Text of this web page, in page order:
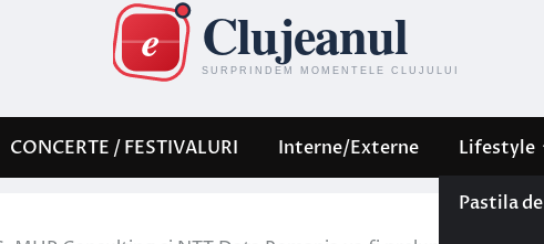
CONCERTE / FESTIVALURI Interne/Externe Lifestyle
Pastila